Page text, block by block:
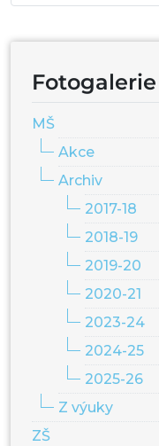
Fotogalerie
MŠ
Akce
Archiv
2017-18
2018-19
2019-20
2020-21
2023-24
2024-25
2025-26
Z výuky
ZŠ